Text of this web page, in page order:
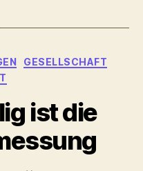
GESELLSCHAFT
ist die